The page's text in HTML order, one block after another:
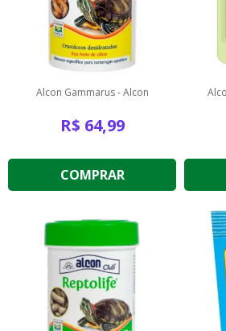
Alcon Gammarus - Alcon
R$ 64,99
COMPRAR